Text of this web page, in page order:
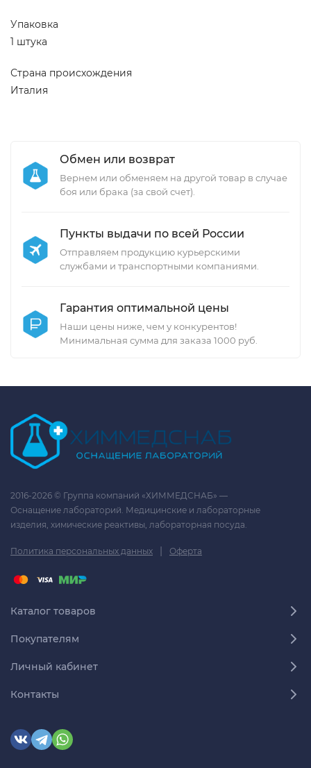
Упаковка
1 штука
Страна происхождения
Италия
Обмен или возврат
Вернем или обменяем на другой товар в случае
боя или брака (за свой счет).
Пункты выдачи по всей России
Отправляем продукцию курьерскими
службами и транспортными компаниями.
Гарантия оптимальной цены
Наши цены ниже, чем у конкурентов!
Минимальная сумма для заказа 1000 руб.
2016-2026 © Группа компаний «ХИММЕДСНАБ» —
Оснащение лабораторий. Медицинские и лабораторные
изделия, химические реактивы, лабораторная посуда.
Политика персональных данных | Оферта
Каталог товаров
Покупателям
Личный кабинет
Контакты